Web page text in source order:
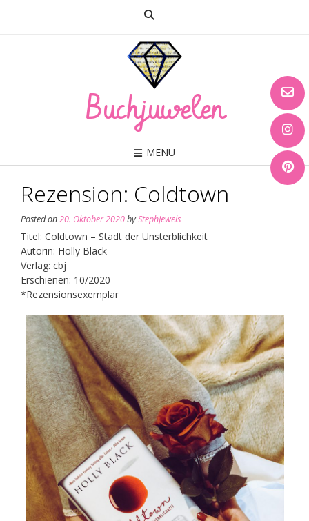
Buchjuwelen
MENU
Rezension: Coldtown
Posted on20. Oktober 2020byStephJewels
Titel: Coldtown – Stadt der Unsterblichkeit
Autorin: Holly Black
Verlag: cbj
Erschienen: 10/2020
*Rezensionsexemplar